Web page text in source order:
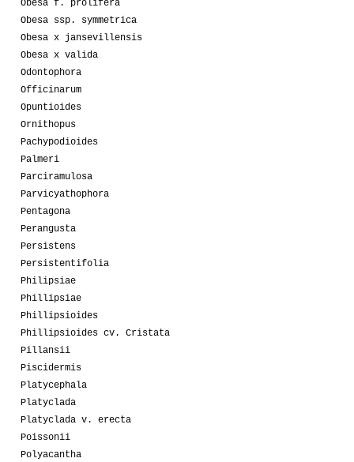
Obesa f. prolifera
Obesa ssp. symmetrica
Obesa x jansevillensis
Obesa x valida
Odontophora
Officinarum
Opuntioides
Ornithopus
Pachypodioides
Palmeri
Parciramulosa
Parvicyathophora
Pentagona
Perangusta
Persistens
Persistentifolia
Philipsiae
Phillipsiae
Phillipsioides
Phillipsioides cv. Cristata
Pillansii
Piscidermis
Platycephala
Platyclada
Platyclada v. erecta
Poissonii
Polyacantha